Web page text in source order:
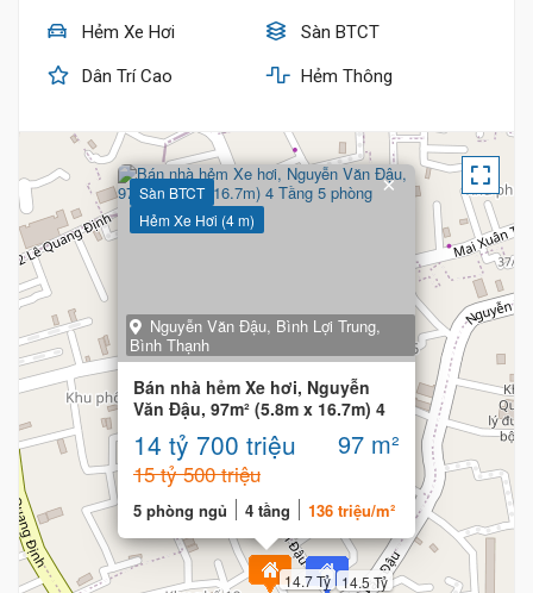
Hẻm Xe Hơi Sàn BTCT
Dân Trí Cao Hẻm Thông
14.7 Tỷ 14.5 Tỷ
Sàn BTCT
Hẻm Xe Hơi (4 m)
Nguyễn Văn Đậu, Bình Lợi Trung,
Bình Thạnh
Bán nhà hẻm Xe hơi, Nguyễn
Văn Đậu, 97m² (5.8m x 16.7m) 4
Tầng 5 phòng
14 tỷ 700 triệu 97 m²
15 tỷ 500 triệu
5 phòng ngủ 4 tầng 136 triệu/m²
×